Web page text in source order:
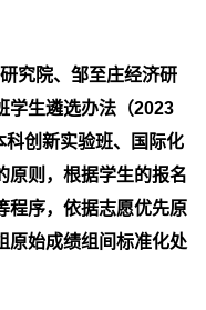
究院、邹至庄经济研
学生遴选办法（2023
科创新实验班、国际化
原则，根据学生的报名
程序，依据志愿优先原
原始成绩组间标准化处